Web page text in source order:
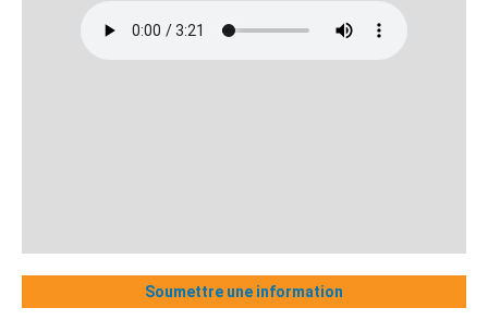
Soumettre une information